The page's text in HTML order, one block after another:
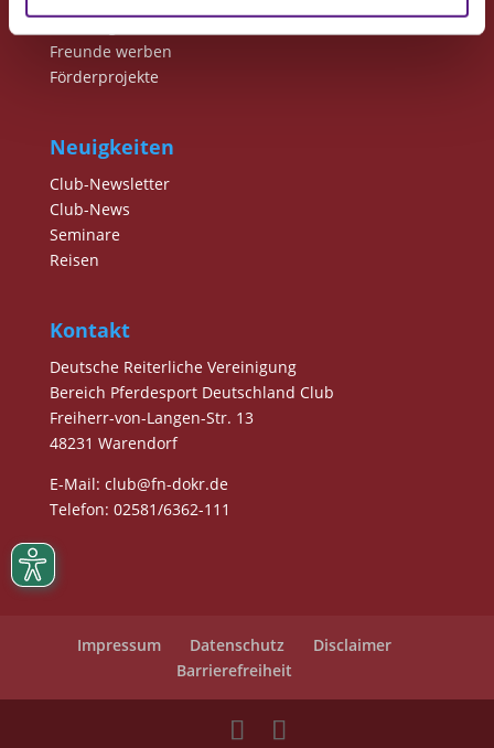
Freunde werben
Förderprojekte
Neuigkeiten
Club-Newsletter
Club-News
Seminare
Reisen
Kontakt
Deutsche Reiterliche Vereinigung
Bereich Pferdesport Deutschland Club
Freiherr-von-Langen-Str. 13
48231 Warendorf
E-Mail: club@fn-dokr.de
Telefon: 02581/6362-111
Impressum Datenschutz
Disclaimer
Barrierefreiheit